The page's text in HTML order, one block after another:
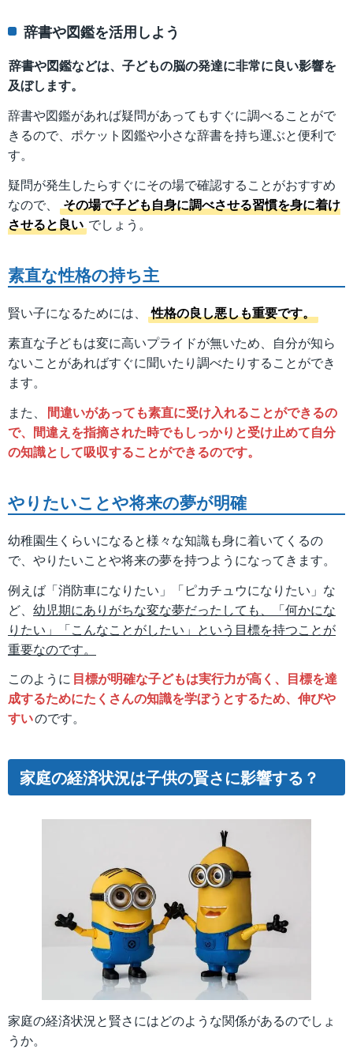
辞書や図鑑を活用しよう
辞書や図鑑などは、子どもの脳の発達に非常に良い影響を
及ぼします。
辞書や図鑑があれば疑問があってもすぐに調べることがで
きるので、ポケット図鑑や小さな辞書を持ち運ぶと便利で
す。
疑問が発生したらすぐにその場で確認することがおすすめ
なので、
その場で子ども自身に調べさせる習慣を身に着け
させると良い でしょう。
素直な性格の持ち主
賢い子になるためには、
性格の良し悪しも重要です。
素直な子どもは変に高いプライドが無いため、自分が知ら
ないことがあればすぐに聞いたり調べたりすることができ
ます。
また、
間違いがあっても素直に受け入れることができるの
で、間違えを指摘された時でもしっかりと受け止めて自分
の知識として吸収することができるのです。
やりたいことや将来の夢が明確
幼稚園生くらいになると様々な知識も身に着いてくるの
で、やりたいことや将来の夢を持つようになってきます。
例えば「消防車になりたい」「ピカチュウになりたい」な
ど、 幼児期にありがちな変な夢だったしても、「何かにな
りたい」「こんなことがしたい」という目標を持つことが
重要なのです。
このように 目標が明確な子どもは実行力が高く、目標を達
成するためにたくさんの知識を学ぼうとするため、伸びや
すいのです。
家庭の経済状況は子供の賢さに影響する？
家庭の経済状況と賢さにはどのような関係があるのでしょ
うか。